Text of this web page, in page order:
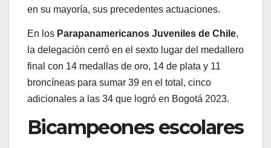
en su mayoría, sus precedentes actuaciones.
En los Parapanamericanos Juveniles de Chile,
la delegación cerró en el sexto lugar del medallero
final con 14 medallas de oro, 14 de plata y 11
broncíneas para sumar 39 en el total, cinco
adicionales a las 34 que logró en Bogotá 2023.
Bicampeones escolares